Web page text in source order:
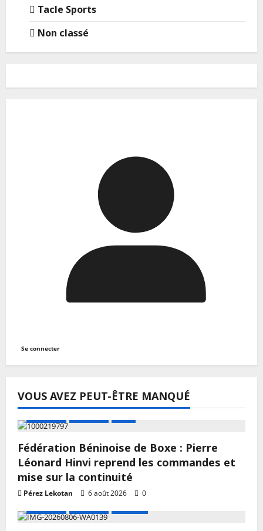
Tacle Sports
Non classé
Se connecter
VOUS AVEZ PEUT-ÊTRE MANQUÉ
Fédération Béninoise de Boxe : Pierre
Léonard Hinvi reprend les commandes et
mise sur la continuité
Pérez Lekotan 6 août 2026
0